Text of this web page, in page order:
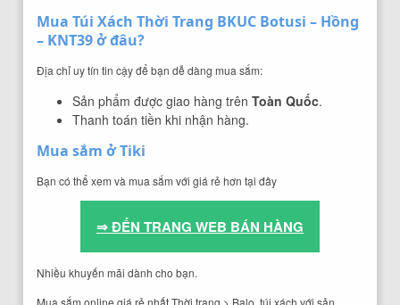
Mua Túi Xách Thời Trang BKUC Botusi – Hồng
– KNT39 ở đâu?
Địa chỉ uy tín tin cậy để bạn dễ dàng mua sắm:
Sản phẩm được giao hàng trên Toàn Quốc.
Thanh toán tiền khi nhận hàng.
Mua sắm ở Tiki
Bạn có thể xem và mua sắm với giá rẻ hơn tại đây
⇒ ĐẾN TRANG WEB BÁN HÀNG
Nhiều khuyến mãi dành cho bạn.
Mua sắm online giá rẻ nhất Thời trang > Balo, túi xách với sản